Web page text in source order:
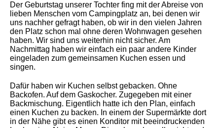
Der Geburtstag unserer Tochter fing mit der Abreise von
lieben Menschen vom Campingplatz an, bei denen wir
uns nachher gefragt haben, ob wir in den vielen Jahren
den Platz schon mal ohne deren Wohnwagen gesehen
haben. Wir sind uns weiterhin nicht sicher. Am
Nachmittag haben wir einfach ein paar andere Kinder
eingeladen zum gemeinsamen Kuchen essen und
singen.
Dafür haben wir Kuchen selbst gebacken. Ohne
Backofen. Auf dem Gaskocher. Zugegeben mit einer
Backmischung. Eigentlich hatte ich den Plan, einfach
einen Kuchen zu backen. In einem der Supermärkte dort
in der Nähe gibt es einen Konditor mit beeindruckenden